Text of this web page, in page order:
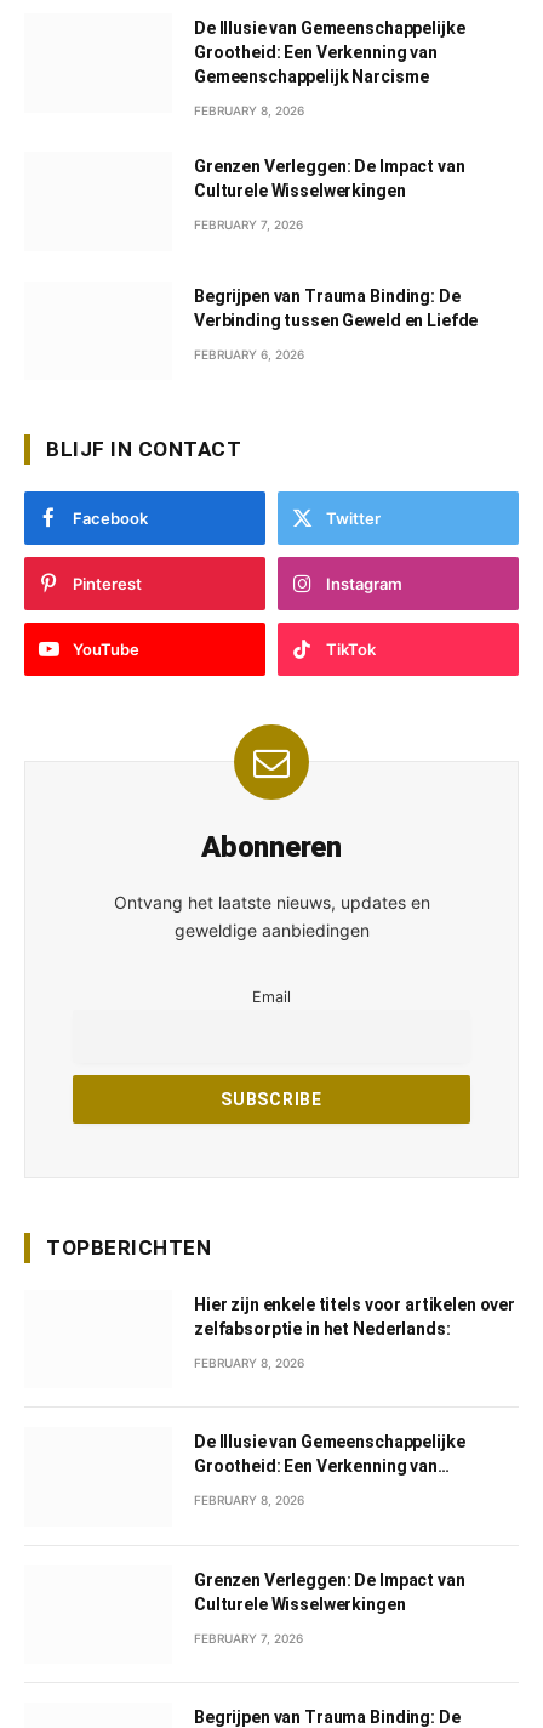
De Illusie van Gemeenschappelijke
Grootheid: Een Verkenning van
Gemeenschappelijk Narcisme
FEBRUARY 8, 2026
Grenzen Verleggen: De Impact van
Culturele Wisselwerkingen
FEBRUARY 7, 2026
Begrijpen van Trauma Binding: De
Verbinding tussen Geweld en Liefde
FEBRUARY 6, 2026
BLIJF IN CONTACT
Facebook Twitter
Pinterest Instagram
YouTube TikTok
Abonneren
Ontvang het laatste nieuws, updates en
geweldige aanbiedingen
Email
TOPBERICHTEN
Hier zijn enkele titels voor artikelen over
zelfabsorptie in het Nederlands:
FEBRUARY 8, 2026
De Illusie van Gemeenschappelijke
Grootheid: Een Verkenning van
FEBRUARY 8, 2026
Grenzen Verleggen: De Impact van
Culturele Wisselwerkingen
FEBRUARY 7, 2026
Begrijpen van Trauma Binding: De